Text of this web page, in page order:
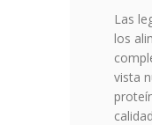
Las
los
vista